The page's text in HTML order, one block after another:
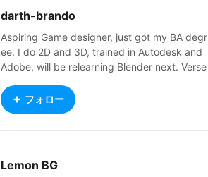
darth-brando
Aspiring Game designer, just got my BA degr
ee. I do 2D and 3D, trained in Autodesk and
Adobe, will be relearning Blender next. Verse
rtly. Hope is to previz games out through Re
n'py then take them to Unreal for final versio
Discord: darth_brando#9059
フォロー
Lemon BG